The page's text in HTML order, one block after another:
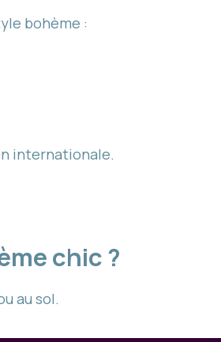
bohème :
internationale.
chic ?
au sol.